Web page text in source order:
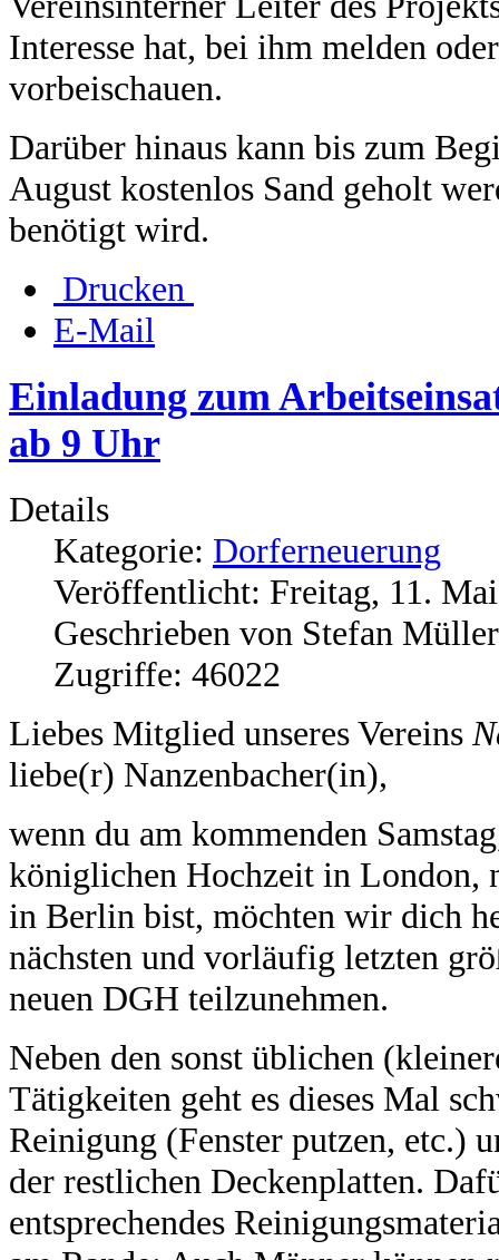
Interesse hat, bei ihm melden
vorbeischauen.
Darüber hinaus kann bis zum
August kostenlos Sand geholt
benötigt wird.
Drucken
E-Mail
Einladung zum
ab 9 Uhr
Details
Kategorie: Dorferneuerung
Veröffentlicht: Freitag, 11.
Geschrieben von Stefan Müller
Zugriffe: 46022
Liebes Mitglied unseres Vereins
liebe(r) Nanzenbacher(in),
wenn du am kommenden
königlichen Hochzeit in London,
in Berlin bist, möchten wir dich
nächsten und vorläufig letzten
neuen DGH teilzunehmen.
Neben den sonst üblichen
Tätigkeiten geht es dieses Mal
Reinigung (Fenster putzen, etc.)
der restlichen Deckenplatten.
entsprechendes